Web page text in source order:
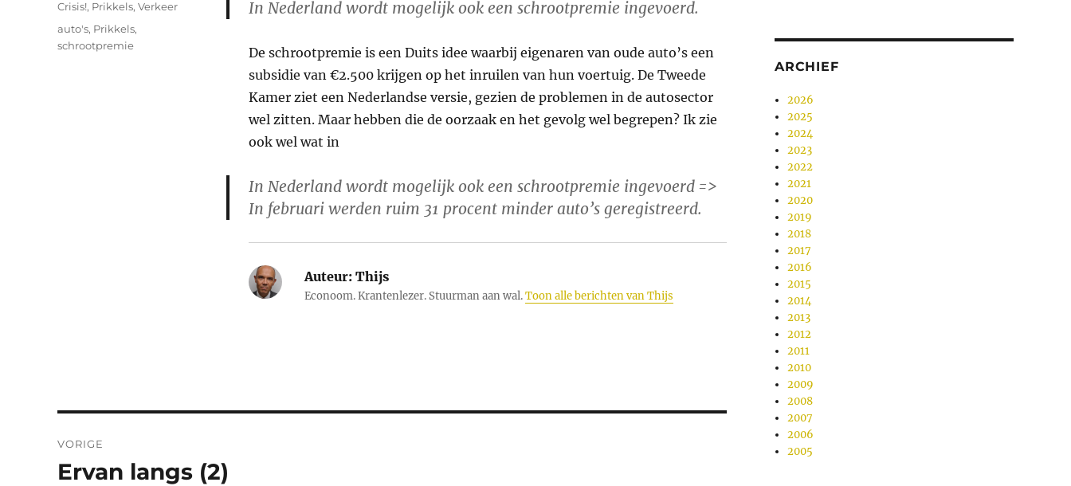
In Nederland wordt mogelijk ook een schrootpremie ingevoerd.
De schrootpremie is een Duits idee waarbij eigenaren van oude auto’s een
subsidie van €2.500 krijgen op het inruilen van hun voertuig. De Tweede
Kamer ziet een Nederlandse versie, gezien de problemen in de autosector
wel zitten. Maar hebben die de oorzaak en het gevolg wel begrepen? Ik zie
ook wel wat in
In Nederland wordt mogelijk ook een schrootpremie ingevoerd =>
In februari werden ruim 31 procent minder auto’s geregistreerd.
Auteur: Thijs
Econoom. Krantenlezer. Stuurman aan wal.Toon alle berichten van Thijs
Categorieën
Crisis!, Prikkels, Verkeer
Tags
auto's, Prikkels,
schrootpremie
navigatie
VORIGE
Vorig
Ervan langs (2)
ARCHIEF
2026
2025
2024
2023
2022
2021
2020
2019
2018
2017
2016
2015
2014
2013
2012
2011
2010
2009
2008
2007
2006
2005